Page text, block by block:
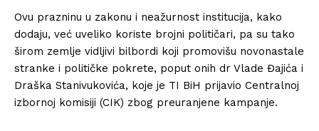
Ovu prazninu u zakonu i neažurnost institucija, kako
dodaju, već uveliko koriste brojni političari, pa su tako
širom zemlje vidljivi bilbordi koji promovišu novonastale
stranke i političke pokrete, poput onih dr Vlade Đajića i
Draška Stanivukovića, koje je TI BiH prijavio Centralnoj
izbornoj komisiji (CIK) zbog preuranjene kampanje.